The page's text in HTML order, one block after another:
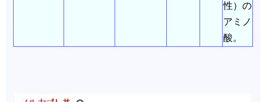
性）の
アミノ
酸。